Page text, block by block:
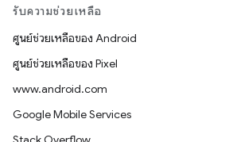
รับความช่วยเหลือ
ศูนย์ช่วยเหลือของ Android
ศูนย์ช่วยเหลือของ Pixel
www.android.com
Google Mobile Services